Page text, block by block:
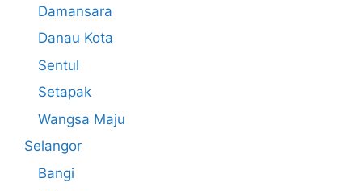
Damansara
Danau Kota
Sentul
Setapak
Wangsa Maju
Selangor
Bangi